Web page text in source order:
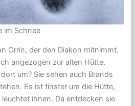
im Schnee
Orrin, der den Diakon mitnimmt.
angezogen zur alten Hütte.
um? Sie sehen auch Brands
Es ist finster um die Hütte,
leuchtet ihnen. Da entdecken sie